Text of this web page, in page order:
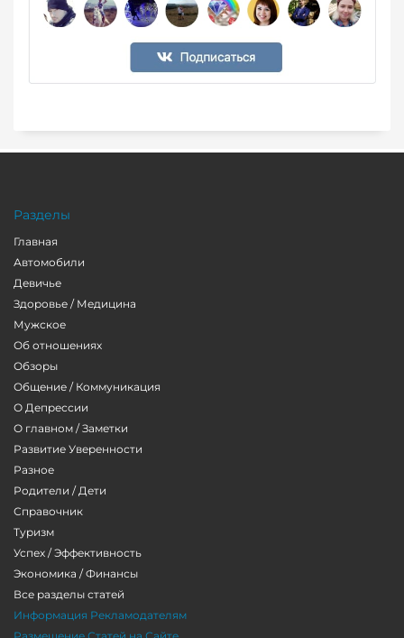
Разделы
Главная
Автомобили
Девичье
Здоровье / Медицина
Мужское
Об отношениях
Обзоры
Общение / Коммуникация
О Депрессии
О главном / Заметки
Развитие Уверенности
Разное
Родители / Дети
Справочник
Туризм
Успех / Эффективность
Экономика / Финансы
Все разделы статей
Информация Рекламодателям